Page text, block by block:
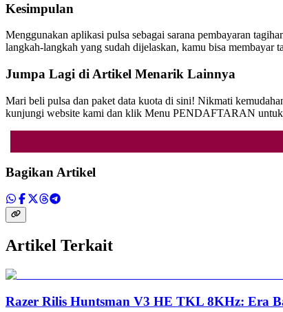
Kesimpulan
Menggunakan aplikasi pulsa sebagai sarana pembayaran
langkah-langkah yang sudah dijelaskan, kamu bisa membayar
Jumpa Lagi di Artikel Menarik Lainnya
Mari beli pulsa dan paket data kuota di sini! Nikmati
kunjungi website kami dan klik Menu PENDAFTARAN untuk
Bagikan Artikel
Artikel Terkait
Razer Rilis Huntsman V3 HE TKL 8KHz: Era